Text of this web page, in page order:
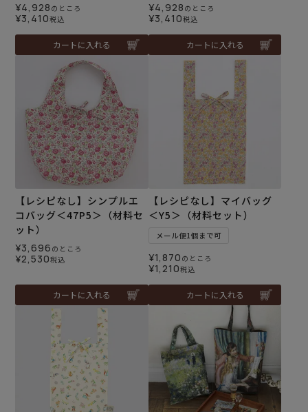
¥4,928 のところ
¥3,410税込
カートに入れる
¥4,928 のところ
¥3,410税込
カートに入れる
【レシピなし】シンプルエ
コバッグ＜47P5＞（材料セ
ット）
¥3,696 のところ
¥2,530税込
カートに入れる
【レシピなし】マイバッグ
＜Y5＞（材料セット）
メール便1個まで可
¥1,870 のところ
¥1,210税込
カートに入れる